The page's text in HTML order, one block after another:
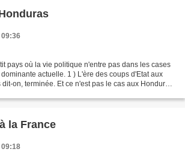
09:36
pays où la vie politique n'entre pas dans les cases
actuelle. 1 ) L'ère des coups d'Etat aux
on, terminée. Et ce n'est pas le cas aux Honduras
la France
09:18